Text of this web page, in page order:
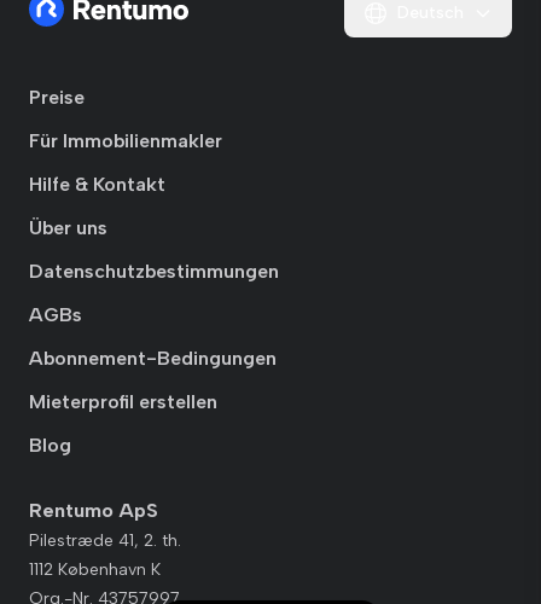
Preise
Für Immobilienmakler
Hilfe & Kontakt
Über uns
Datenschutzbestimmungen
AGBs
Abonnement-Bedingungen
Mieterprofil erstellen
Blog
Rentumo ApS
Pilestræde 41, 2. th.
1112 København K
Org.-Nr. 43757997